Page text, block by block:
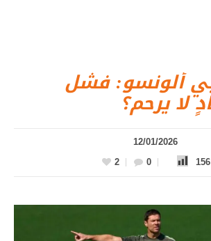
ألونسو: فشل
لا يرحم؟
12/01/2026
2
0 156